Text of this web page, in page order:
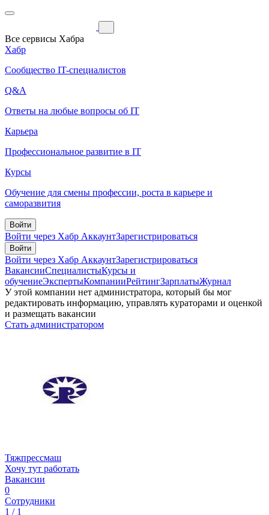
Все сервисы Хабра
Хабр
Сообщество IT-специалистов
Q&A
Ответы на любые вопросы об IT
Карьера
Профессиональное развитие в IT
Курсы
Обучение для смены профессии, роста в карьере и
саморазвития
Войти
Войти через Хабр АккаунтЗарегистрироваться
Войти
Войти через Хабр АккаунтЗарегистрироваться
ВакансииСпециалистыКурсы и
обучениеЭкспертыКомпанииРейтингЗарплатыЖурнал
У этой компании нет администратора, который бы мог
редактировать информацию, управлять кураторами и оценкой
и размещать вакансии
Стать администратором
Тяжпрессмаш
Хочу тут работать
Вакансии
0
Сотрудники
1 / 1